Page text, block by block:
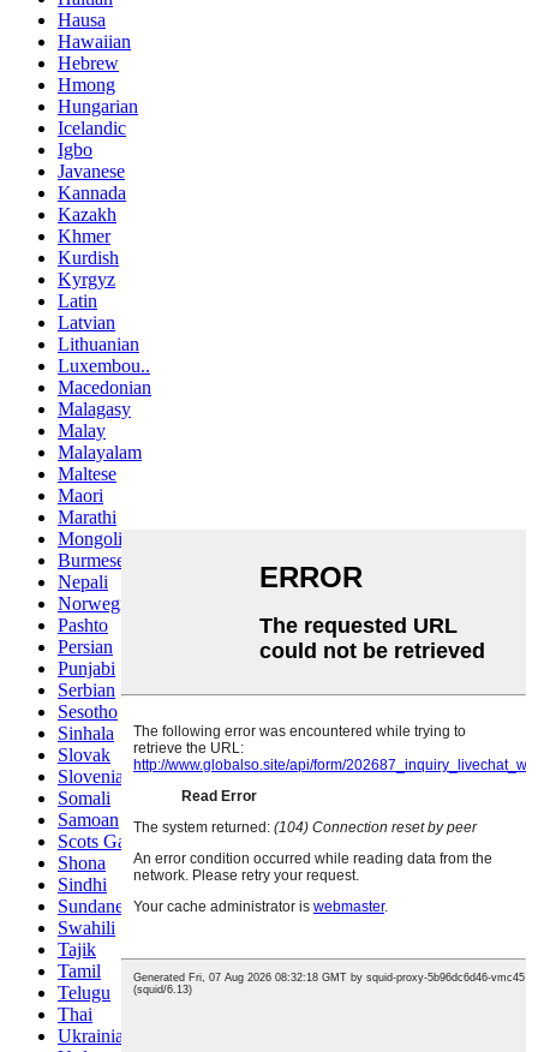
Hausa
Hawaiian
Hebrew
Hmong
Hungarian
Icelandic
Igbo
Javanese
Kannada
Kazakh
Khmer
Kurdish
Kyrgyz
Latin
Latvian
Lithuanian
Luxembou..
Macedonian
Malagasy
Malay
Malayalam
Maltese
Maori
Marathi
Mongolian
Burmese
Nepali
Norwegian
Pashto
Persian
Punjabi
Serbian
Sesotho
Sinhala
Slovak
Slovenian
Somali
Samoan
Scots Gaelic
Shona
Sindhi
Sundanese
Swahili
Tajik
Tamil
Telugu
Thai
Ukrainian